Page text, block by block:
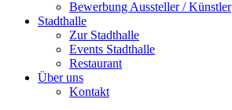
Bewerbung Aussteller / Künstler
Stadthalle
Zur Stadthalle
Events Stadthalle
Restaurant
Über uns
Kontakt